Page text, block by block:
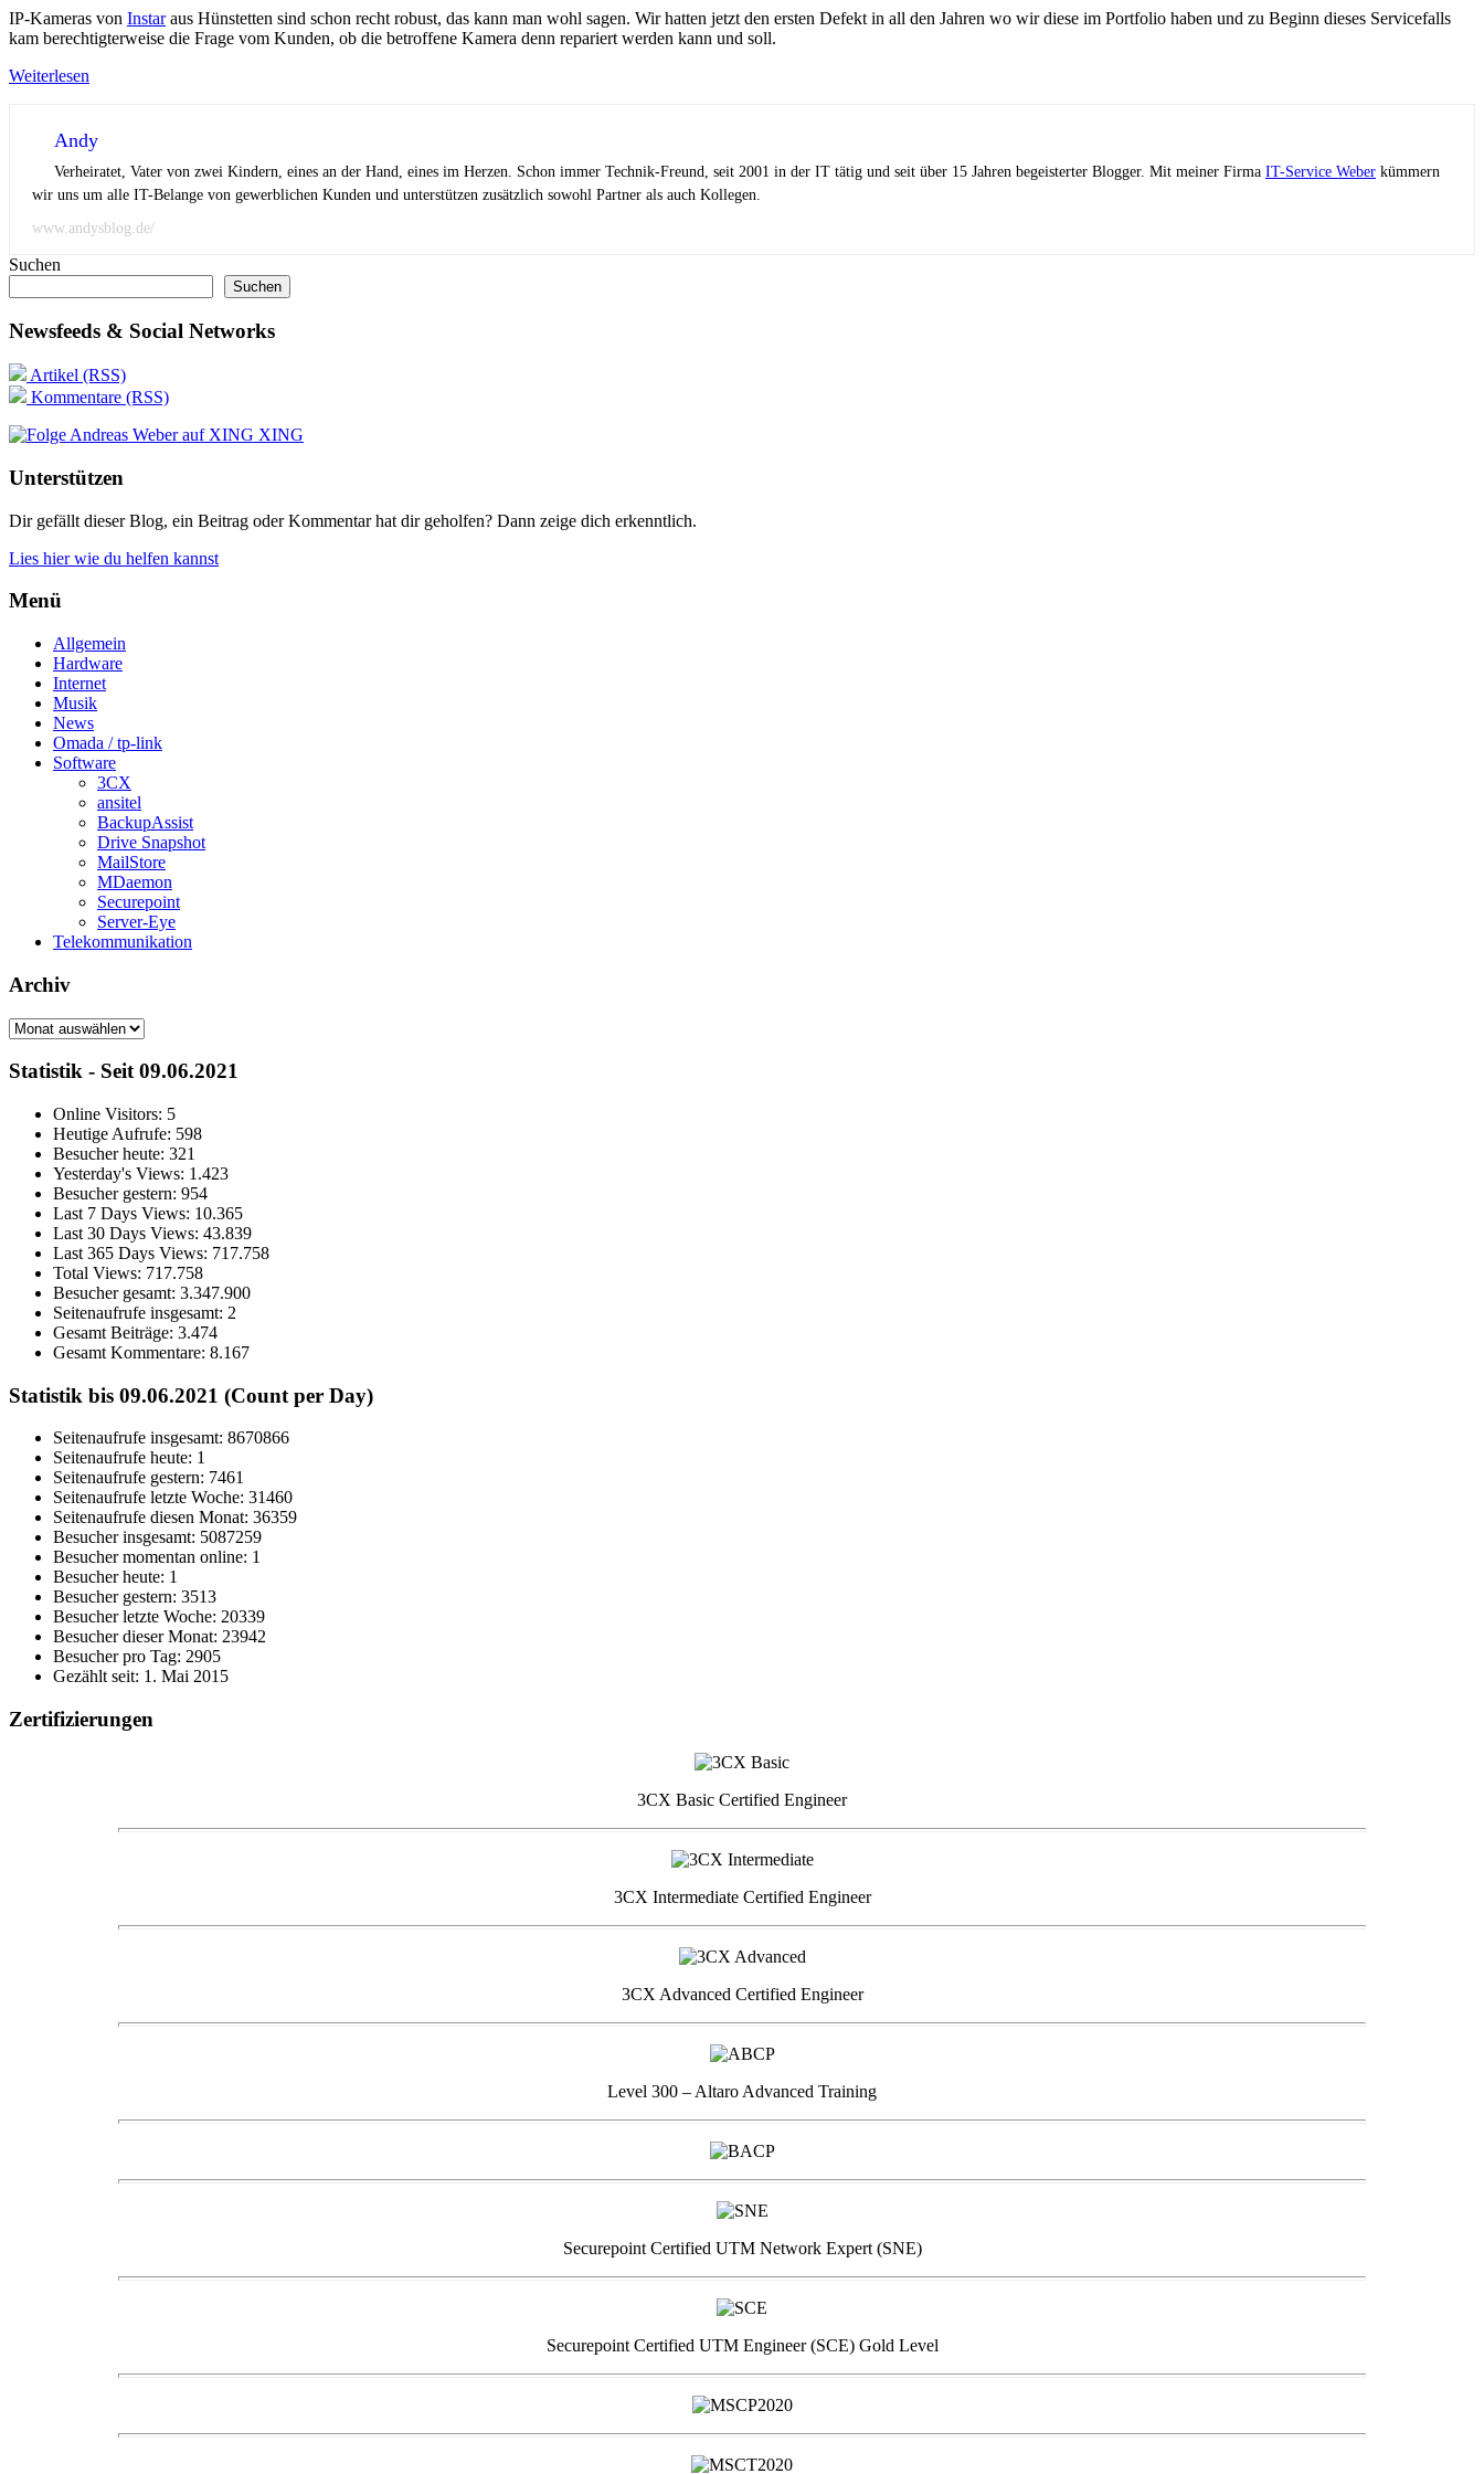
IP-Kameras von Instaraus Hünstetten sind schon recht robust, das kann man wohl sagen. Wir hatten jetzt den ersten Defekt in all den Jahren wo wir diese im Portfolio haben und zu Beginn dieses Servicefalls
kam berechtigterweise die Frage vom Kunden, ob die betroffene Kamera denn repariert werden kann und soll.
Weiterlesen
Andy
Verheiratet, Vater von zwei Kindern, eines an der Hand, eines im Herzen. Schon immer Technik-Freund, seit 2001 in der IT tätig und seit über 15 Jahren begeisterter Blogger. Mit meiner Firma IT-Service Weber kümmern
wir uns um alle IT-Belange von gewerblichen Kunden und unterstützen zusätzlich sowohl Partner als auch Kollegen.
www.andysblog.de/
Suchen
Suchen
Newsfeeds & Social Networks
Artikel (RSS)
Kommentare (RSS)
XING
Unterstützen
Dir gefällt dieser Blog, ein Beitrag oder Kommentar hat dir geholfen? Dann zeige dich erkenntlich.
Lies hier wie du helfen kannst
Menü
Allgemein
Hardware
Internet
Musik
News
Omada / tp-link
Software
3CX
ansitel
BackupAssist
Drive Snapshot
MailStore
MDaemon
Securepoint
Server-Eye
Telekommunikation
Archiv
Archiv
Statistik - Seit 09.06.2021
Online Visitors: 5
Heutige Aufrufe: 598
Besucher heute: 321
Yesterday's Views: 1.423
Besucher gestern: 954
Last 7 Days Views: 10.365
Last 30 Days Views: 43.839
Last 365 Days Views: 717.758
Total Views: 717.758
Besucher gesamt: 3.347.900
Seitenaufrufe insgesamt: 2
Gesamt Beiträge: 3.474
Gesamt Kommentare: 8.167
Statistik bis 09.06.2021 (Count per Day)
Seitenaufrufe insgesamt: 8670866
Seitenaufrufe heute: 1
Seitenaufrufe gestern: 7461
Seitenaufrufe letzte Woche: 31460
Seitenaufrufe diesen Monat: 36359
Besucher insgesamt: 5087259
Besucher momentan online: 1
Besucher heute: 1
Besucher gestern: 3513
Besucher letzte Woche: 20339
Besucher dieser Monat: 23942
Besucher pro Tag: 2905
Gezählt seit: 1. Mai 2015
Zertifizierungen
3CX Basic Certified Engineer
3CX Intermediate Certified Engineer
3CX Advanced Certified Engineer
Level 300 – Altaro Advanced Training
Securepoint Certified UTM Network Expert (SNE)
Securepoint Certified UTM Engineer (SCE) Gold Level